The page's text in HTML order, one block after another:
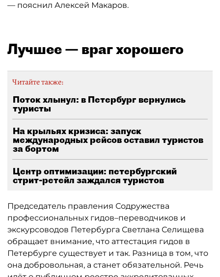
— пояснил Алексей Макаров.
Лучшее — враг хорошего
Читайте также:
Поток хлынул: в Петербург вернулись
туристы
На крыльях кризиса: запуск
международных рейсов оставил туристов
за бортом
Центр оптимизации: петербургский
стрит-ретейл заждался туристов
Председатель правления Содружества
профессиональных гидов–переводчиков и
экскурсоводов Петербурга Светлана Селищева
обращает внимание, что аттестация гидов в
Петербурге существует и так. Разница в том, что
она добровольная, а станет обязательной. Речь